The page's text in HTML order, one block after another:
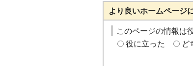
より良いホームページ
このページの情報は
役に立った
ど